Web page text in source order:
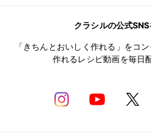
クラシルの公式
「きちんとおいしく作れる」をコ
作れるレシピ動画を毎日